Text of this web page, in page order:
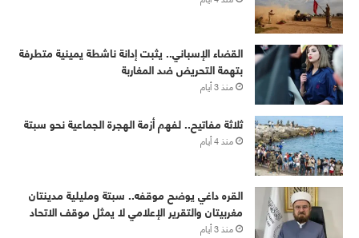
القضاء الإسباني.. يثبت إدانة ناشطة يمينية متطرفة
بتهمة التحريض ضد المغاربة
منذ 3 أيام
ثلاثة مفاتيح.. لفهم أزمة الهجرة الجماعية نحو سبتة
منذ 4 أيام
القره داغي يوضح موقفه.. سبتة ومليلية مدينتان
مغربيتان والتقرير الإعلامي لا يمثل موقف الاتحاد
منذ 3 أيام